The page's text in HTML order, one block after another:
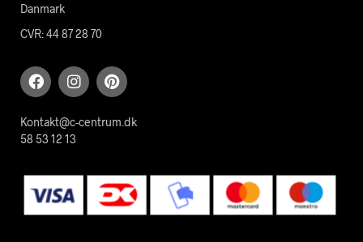
Danmark
CVR: 44 87 28 70
Kontakt@c-centrum.dk
58 53 12 13